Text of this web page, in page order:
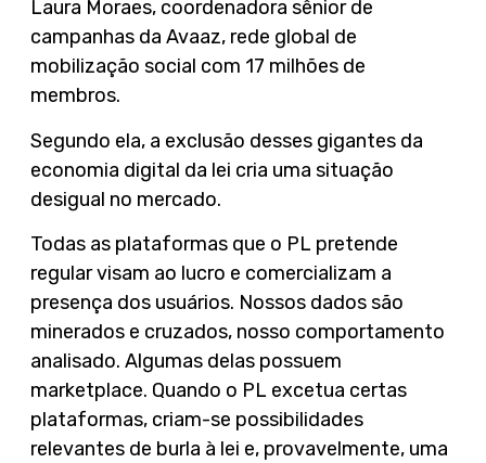
Laura Moraes, coordenadora sênior de
campanhas da Avaaz, rede global de
mobilização social com 17 milhões de
membros.
Segundo ela, a exclusão desses gigantes da
economia digital da lei cria uma situação
desigual no mercado.
Todas as plataformas que o PL pretende
regular visam ao lucro e comercializam a
presença dos usuários. Nossos dados são
minerados e cruzados, nosso comportamento
analisado. Algumas delas possuem
marketplace. Quando o PL excetua certas
plataformas, criam-se possibilidades
relevantes de burla à lei e, provavelmente, uma